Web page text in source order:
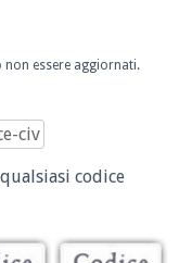
essere aggiornati.
codice